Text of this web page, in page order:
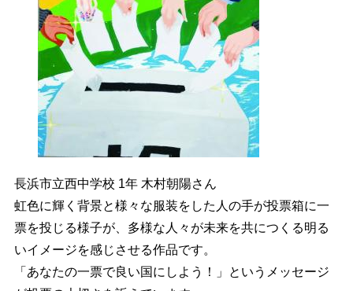
長浜市立西中学校 1年 木村朝陽さん
虹色に輝く背景と様々な服装をした人の手が投票箱に一
票を投じる様子が、多様な人々が未来を共につくる明る
いイメージを感じさせる作品です。
「あなたの一票で良い国にしよう！」というメッセージ